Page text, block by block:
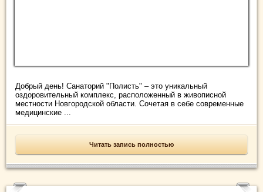
Добрый день! Санаторий "Полисть" – это уникальный
оздоровительный комплекс, расположенный в живописной
местности Новгородской области. Сочетая в себе современные
медицинские ...
Читать запись полностью